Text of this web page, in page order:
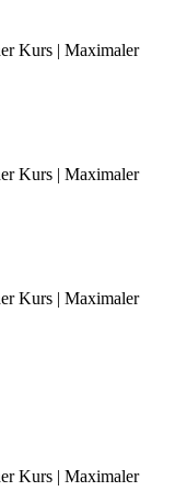
Kurs | Maximaler
Kurs | Maximaler
Kurs | Maximaler
Kurs | Maximaler